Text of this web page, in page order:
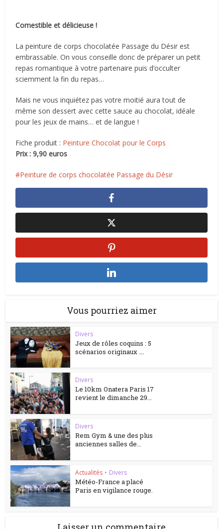
Comestible et délicieuse !
La peinture de corps chocolatée Passage du Désir est
embrassable. On vous conseille donc de préparer un petit
repas romantique à votre partenaire puis d’occulter
sciemment la fin du repas…
Mais ne vous inquiétez pas votre moitié aura tout de
même son dessert avec cette sauce au chocolat, idéale
pour les jeux de mains… et de langue !
Fiche produit : Peinture Chocolat pour le Corps
Prix : 9,90 euros
Peinture de corps chocolatée Passage du Désir
Vous pourriez aimer
Divers
Jeux de rôles coquins : 5
scénarios originaux ….
Divers
Le 10km Onatera Paris 17
revient le dimanche 29...
Divers
Rem Gym & une des plus
anciennes salles de...
Actualités • Divers
Météo-France a placé
Paris en vigilance rouge.